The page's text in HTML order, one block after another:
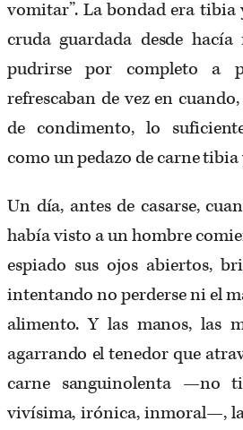
vomitar”. La bondad era tibia
cruda guardada desde
pudrirse por completo a
refrescaban de vez en
de condimento, lo
como un pedazo de carne tibia
Un día, antes de casarse,
había visto a un hombre
espiado sus ojos abiertos,
intentando no perderse ni el
alimento. Y las manos, las
agarrando el tenedor que
carne sanguinolenta —no
vivísima, irónica, inmoral—,